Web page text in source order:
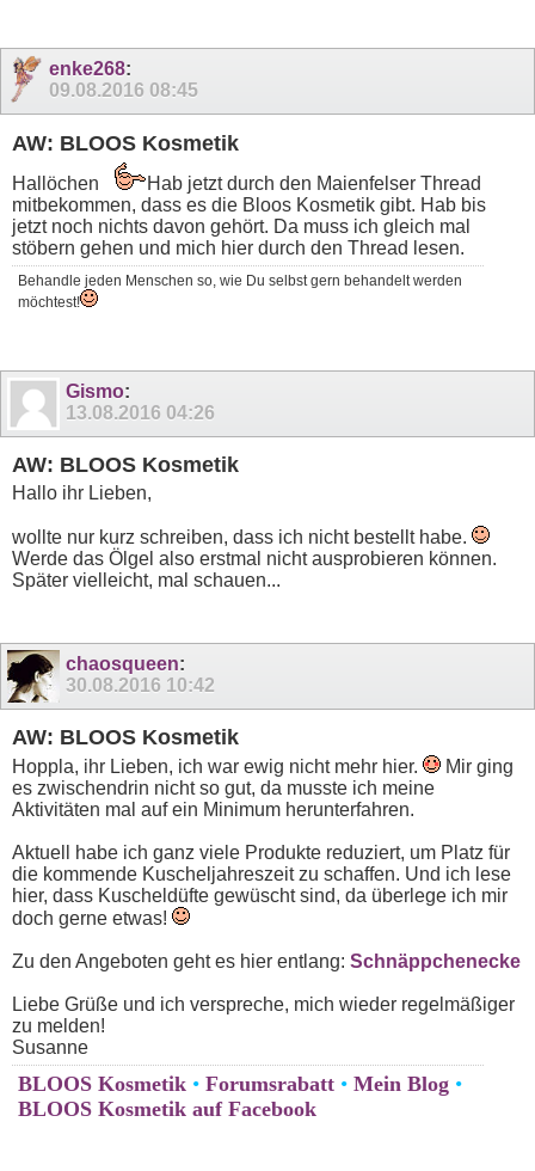
enke268:
09.08.2016 08:45
AW: BLOOS Kosmetik
Hallöchen
Hab jetzt durch den Maienfelser Thread
mitbekommen, dass es die Bloos Kosmetik gibt. Hab bis
jetzt noch nichts davon gehört. Da muss ich gleich mal
stöbern gehen und mich hier durch den Thread lesen.
Behandle jeden Menschen so, wie Du selbst gern behandelt werden
möchtest!
Gismo:
13.08.2016 04:26
AW: BLOOS Kosmetik
Hallo ihr Lieben,
wollte nur kurz schreiben, dass ich nicht bestellt habe.
Werde das Ölgel also erstmal nicht ausprobieren können.
Später vielleicht, mal schauen...
chaosqueen:
30.08.2016 10:42
AW: BLOOS Kosmetik
Hoppla, ihr Lieben, ich war ewig nicht mehr hier.
Mir ging
es zwischendrin nicht so gut, da musste ich meine
Aktivitäten mal auf ein Minimum herunterfahren.
Aktuell habe ich ganz viele Produkte reduziert, um Platz für
die kommende Kuscheljahreszeit zu schaffen. Und ich lese
hier, dass Kuscheldüfte gewüscht sind, da überlege ich mir
doch gerne etwas!
Zu den Angeboten geht es hier entlang: Schnäppchenecke
Liebe Grüße und ich verspreche, mich wieder regelmäßiger
zu melden!
Susanne
BLOOS Kosmetik • Forumsrabatt • Mein Blog •
BLOOS Kosmetik auf Facebook